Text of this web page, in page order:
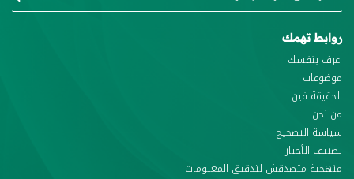
روابط تهمك
اعرف بنفسك
موضوعات
الحقيقة فين
من نحن
سياسة التصحيح
تصنيف الأخبار
منهجية متصدقش لتدقيق المعلومات